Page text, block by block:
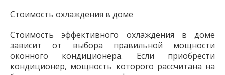
Стоимость охлаждения в доме
Стоимость эффективного охлаждения в доме
зависит от выбора правильной мощности
оконного кондиционера. Если приобрести
кондиционер, мощность которого рассчитана на